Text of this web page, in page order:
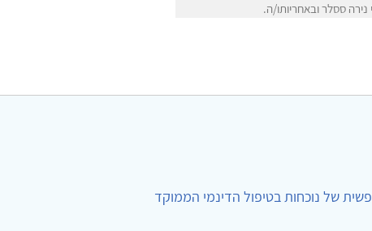
ססלר ובאחריותו/ה.
של נוכחות בטיפול הדינמי הממוקד